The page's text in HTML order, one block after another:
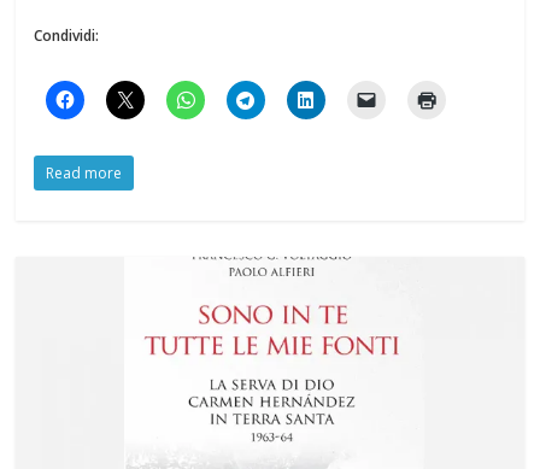
Condividi:
Read more